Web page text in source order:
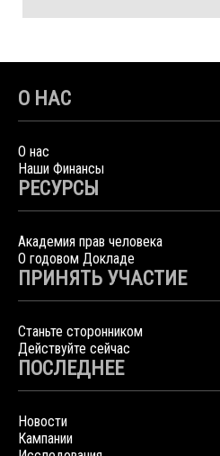
О НАС
О нас
Наши Финансы
РЕСУРСЫ
Академия прав человека
О годовом Докладе
ПРИНЯТЬ УЧАСТИЕ
Станьте сторонником
Действуйте сейчас
ПОСЛЕДНЕЕ
Новости
Кампании